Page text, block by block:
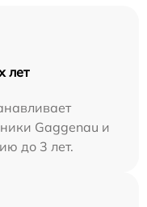
лет
Gaggenau и
до 3 лет.